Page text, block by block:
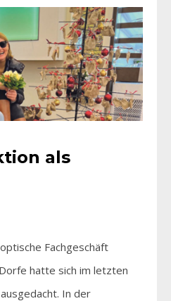
als
Fachgeschäft
hatte sich im letzten
In der